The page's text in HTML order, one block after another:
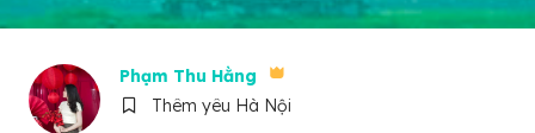
Phạm Thu Hằng
Thêm yêu Hà Nội